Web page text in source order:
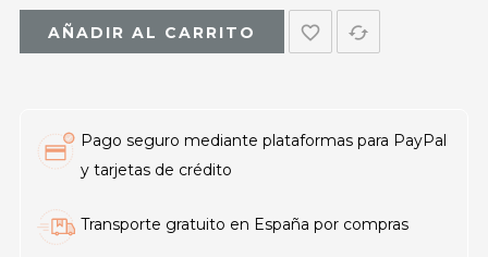
AÑADIR AL CARRITO favorite_border cached
Pago seguro mediante plataformas para PayPal
y tarjetas de crédito
Transporte gratuito en España por compras